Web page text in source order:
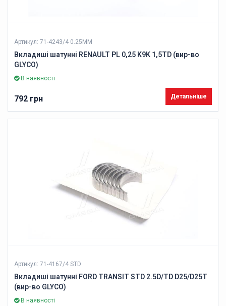
Артикул: 71-4243/4 0.25MM
Вкладиші шатунні RENAULT PL 0,25 K9K 1,5TD (вир-во
GLYCO)
В наявності
792 грн Детальніше
Артикул: 71-4167/4 STD
Вкладиші шатунні FORD TRANSIT STD 2.5D/TD D25/D25T
(вир-во GLYCO)
В наявності